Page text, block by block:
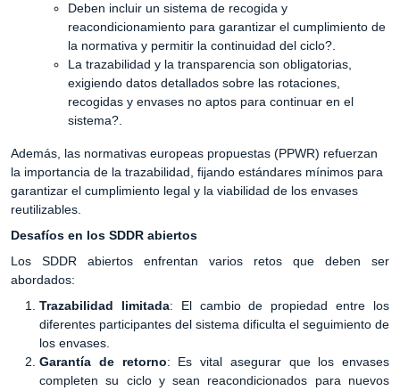
Deben incluir un sistema de recogida y
reacondicionamiento para garantizar el cumplimiento de
la normativa y permitir la continuidad del ciclo?.
La trazabilidad y la transparencia son obligatorias,
exigiendo datos detallados sobre las rotaciones,
recogidas y envases no aptos para continuar en el
sistema?.
Además, las normativas europeas propuestas (PPWR) refuerzan
la importancia de la trazabilidad, fijando estándares mínimos para
garantizar el cumplimiento legal y la viabilidad de los envases
reutilizables.
Desafíos en los SDDR abiertos
Los SDDR abiertos enfrentan varios retos que deben ser
abordados:
Trazabilidad limitada: El cambio de propiedad entre los
diferentes participantes del sistema dificulta el seguimiento de
los envases.
Garantía de retorno: Es vital asegurar que los envases
completen su ciclo y sean reacondicionados para nuevos